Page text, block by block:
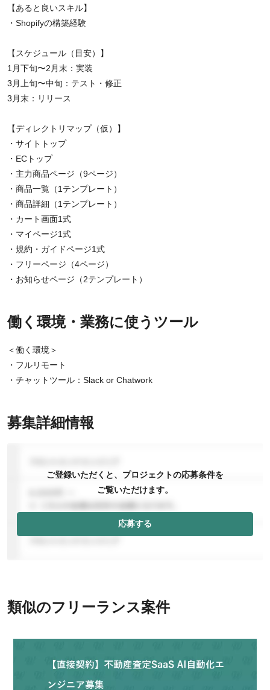
【あると良いスキル】
・Shopifyの構築経験
【スケジュール（目安）】
1月下旬〜2月末：実装
3月上旬〜中旬：テスト・修正
3月末：リリース
【ディレクトリマップ（仮）】
・サイトトップ
・ECトップ
・主力商品ページ（9ページ）
・商品一覧（1テンプレート）
・商品詳細（1テンプレート）
・カート画面1式
・マイページ1式
・規約・ガイドページ1式
・フリーページ（4ページ）
・お知らせページ（2テンプレート）
働く環境・業務に使うツール
＜働く環境＞
・フルリモート
・チャットツール：Slack or Chatwork
募集詳細情報
ご登録いただくと、プロジェクトの応募条件を
ご覧いただけます。
応募する
類似のフリーランス案件